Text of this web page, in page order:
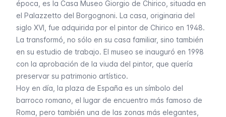
época, es la Casa Museo Giorgio de Chirico, situada en
el Palazzetto del Borgognoni. La casa, originaria del
siglo XVI, fue adquirida por el pintor de Chirico en 1948.
La transformó, no sólo en su casa familiar, sino también
en su estudio de trabajo. El museo se inauguró en 1998
con la aprobación de la viuda del pintor, que quería
preservar su patrimonio artístico.
Hoy en día, la plaza de España es un símbolo del
barroco romano, el lugar de encuentro más famoso de
Roma, pero también una de las zonas más elegantes,